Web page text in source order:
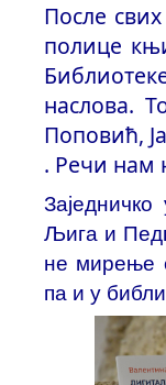
После
полице
наслова.
Поповић,
. Речи нам
Љига и
не мирење
па и у